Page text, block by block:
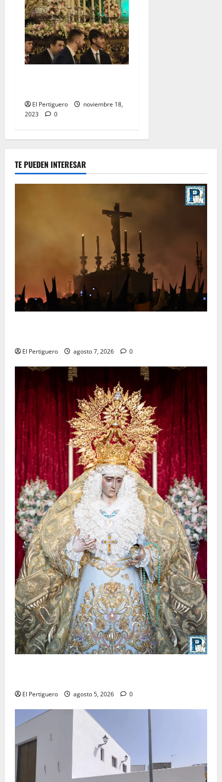
El Pertiguero
noviembre 18,
2023
0
TE PUEDEN INTERESAR
El Pertiguero agosto 7, 2026 0
El Pertiguero agosto 5, 2026 0